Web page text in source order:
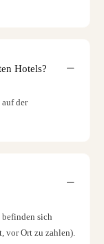
Hotels?
der
sich
vor Ort zu zahlen).